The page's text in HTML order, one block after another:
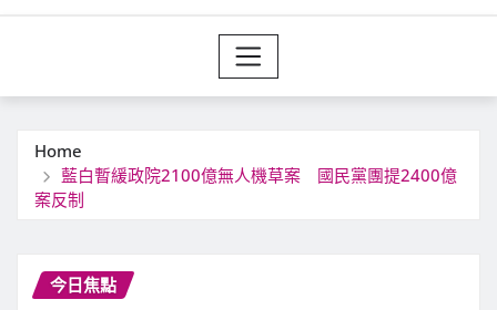
Home
藍白暫緩政院2100億無人機草案 國民黨團提2400億
案反制
今日焦點